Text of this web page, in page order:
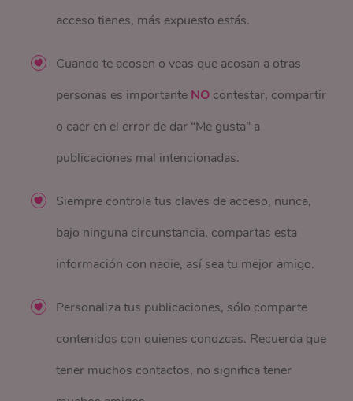
acceso tienes, más expuesto estás.
Cuando te acosen o veas que acosan a otras
personas es importante NO contestar, compartir
o caer en el error de dar “Me gusta” a
publicaciones mal intencionadas.
Siempre controla tus claves de acceso, nunca,
bajo ninguna circunstancia, compartas esta
información con nadie, así sea tu mejor amigo.
Personaliza tus publicaciones, sólo comparte
contenidos con quienes conozcas. Recuerda que
tener muchos contactos, no significa tener